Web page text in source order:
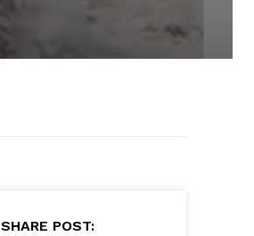
SHARE POST: